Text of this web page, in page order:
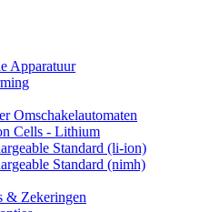
Apparatuur
Omschakelautomaten
Cells - Lithium
Standard (li-ion)
Standard (nimh)
& Zekeringen